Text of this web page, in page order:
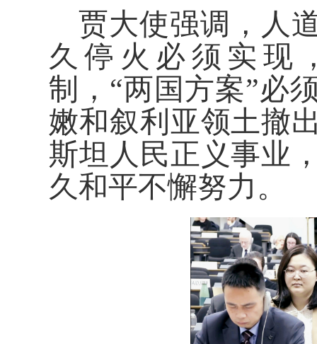
贾大使强调，人
久停火必须实现
制，“两国方案”必
嫩和叙利亚领土撤
斯坦人民正义事业
久和平不懈努力。